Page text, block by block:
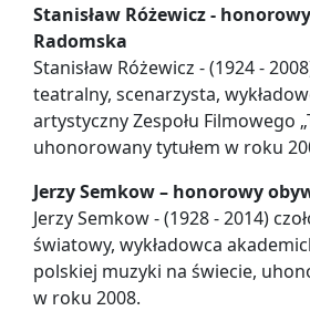
Stanisław Różewicz -
Radomska
Stanisław Różewicz - (1924 -
teatralny, scenarzysta,
artystyczny Zespołu Filmowego
uhonorowany tytułem w roku
Jerzy Semkow – honorowy
Jerzy Semkow - (1928 - 2014)
światowy, wykładowca
polskiej muzyki na świecie,
w roku 2008.